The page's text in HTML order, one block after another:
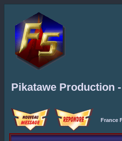
Pikatawe Production
France